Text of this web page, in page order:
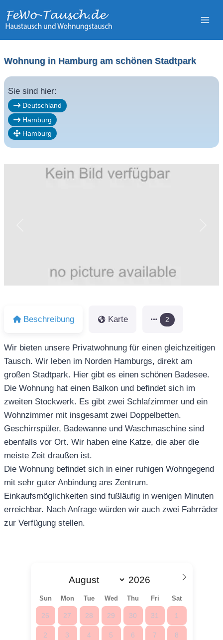
Inhalt
Wohnung in Hamburg am schönen Stadtpark
Sie sind hier:
Deutschland
Hamburg
Hamburg
Beschreibung Karte 2
Wir bieten unsere Privatwohnung für einen gleichzeitigen
Tausch. Wir leben im Norden Hamburgs, direkt am
großen Stadtpark. Hier gibt es einen schönen Badesee.
Die Wohnung hat einen Balkon und befindet sich im
zweiten Stockwerk. Es gibt zwei Schlafzimmer und ein
Wohnzimmer mit insgesamt zwei Doppelbetten.
Geschirrspüler, Badewanne und Waschmaschine sind
ebenfalls vor Ort. Wir haben eine Katze, die aber die
meiste Zeit draußen ist.
Die Wohnung befindet sich in einer ruhigen Wohngegend
mit sehr guter Anbindung ans Zentrum.
Einkaufsmöglichkeiten sind fußläufig in wenigen Minuten
erreichbar. Nach Anfrage würden wir auch zwei Fahrräder
zur Verfügung stellen.
Sun Mon Tue Wed Thu Fri Sat
26 27 28 29 30 31 1
2 3 4 5 6 7 8